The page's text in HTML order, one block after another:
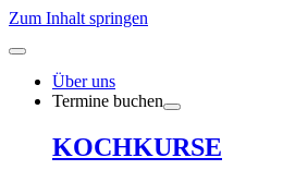
Zum Inhalt springen
Über uns
Termine buchen
KOCHKURSE